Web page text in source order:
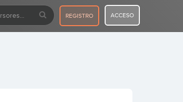
REGISTRO ACCESO